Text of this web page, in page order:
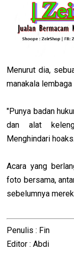
Menurut dia,
manakala
"Punya badan
dan alat
Menghindari
Acara yang
foto bersama,
sebelumnya
Penulis : Fin
Editor : Abdi